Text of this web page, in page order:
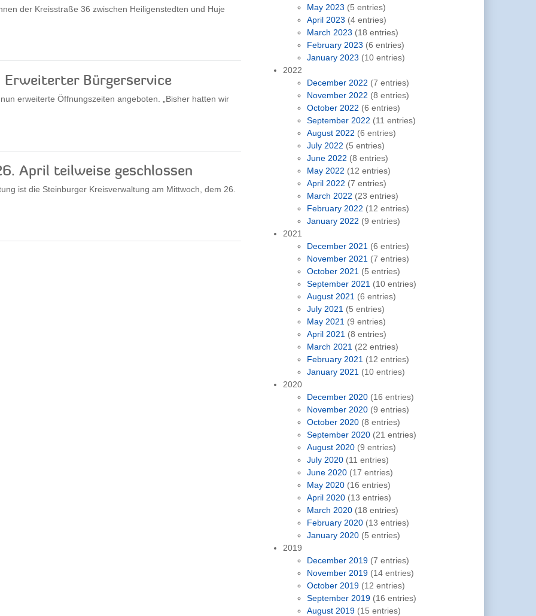
der Kreisstraße 36 zwischen Heiligenstedten und Huje
Erweiterter Bürgerservice
erweiterte Öffnungszeiten angeboten. „Bisher hatten wir
April teilweise geschlossen
ist die Steinburger Kreisverwaltung am Mittwoch, dem 26.
May 2023 (5 entries)
April 2023 (4 entries)
March 2023 (18 entries)
February 2023 (6 entries)
January 2023 (10 entries)
2022
December 2022 (7 entries)
November 2022 (8 entries)
October 2022 (6 entries)
September 2022 (11 entries)
August 2022 (6 entries)
July 2022 (5 entries)
June 2022 (8 entries)
May 2022 (12 entries)
April 2022 (7 entries)
March 2022 (23 entries)
February 2022 (12 entries)
January 2022 (9 entries)
2021
December 2021 (6 entries)
November 2021 (7 entries)
October 2021 (5 entries)
September 2021 (10 entries)
August 2021 (6 entries)
July 2021 (5 entries)
May 2021 (9 entries)
April 2021 (8 entries)
March 2021 (22 entries)
February 2021 (12 entries)
January 2021 (10 entries)
2020
December 2020 (16 entries)
November 2020 (9 entries)
October 2020 (8 entries)
September 2020 (21 entries)
August 2020 (9 entries)
July 2020 (11 entries)
June 2020 (17 entries)
May 2020 (16 entries)
April 2020 (13 entries)
March 2020 (18 entries)
February 2020 (13 entries)
January 2020 (5 entries)
2019
December 2019 (7 entries)
November 2019 (14 entries)
October 2019 (12 entries)
September 2019 (16 entries)
August 2019 (15 entries)